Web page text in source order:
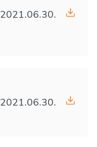
2021.06.30.
2021.06.30.